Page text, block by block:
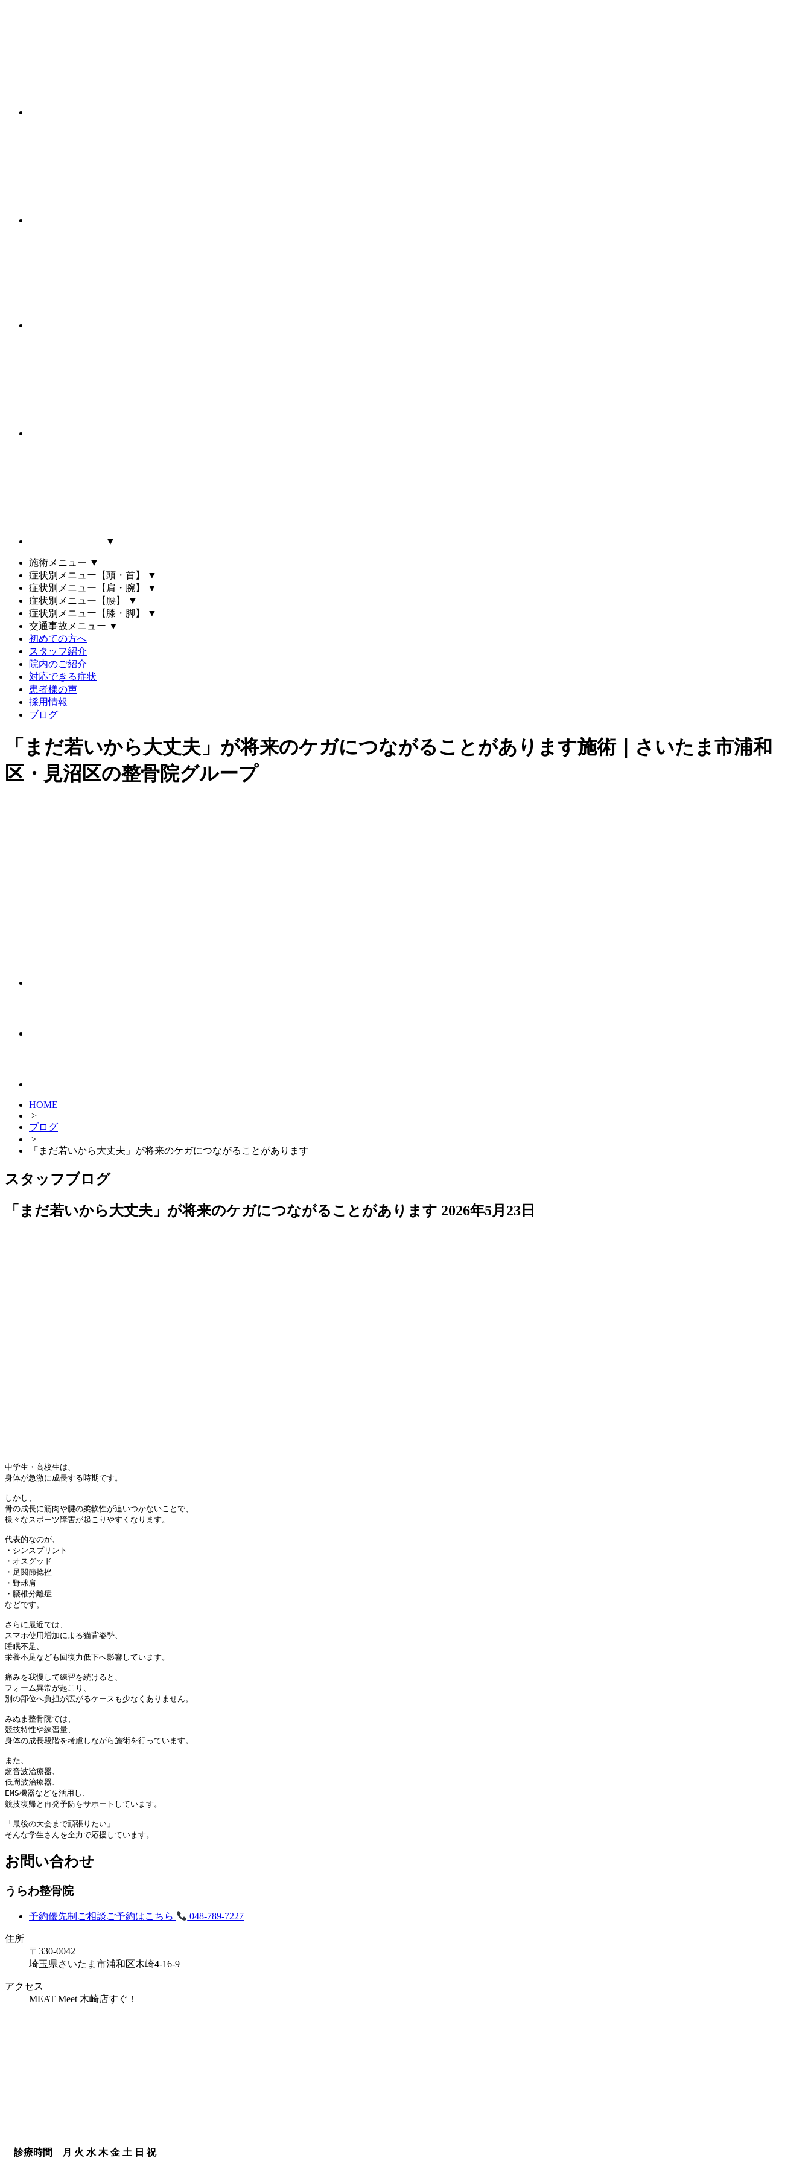
▼
施術メニュー ▼
症状別メニュー【頭・首】
▼
症状別メニュー【肩・腕】
▼
症状別メニュー【腰】
▼
症状別メニュー【膝・脚】
▼
交通事故メニュー ▼
初めての方へ
スタッフ紹介
院内のご紹介
対応できる症状
患者様の声
採用情報
ブログ
「まだ若いから大丈夫」が将来のケガにつながることがあります施術｜さいたま市浦和
区・見沼区の整骨院グループ
HOME
>
ブログ
>
「まだ若いから大丈夫」が将来のケガにつながることがあります
スタッフブログ
「まだ若いから大丈夫」が将来のケガにつながることがあります 2026年5月23日
中学生・高校生は、
身体が急激に成長する時期です。
しかし、
骨の成長に筋肉や腱の柔軟性が追いつかないことで、
様々なスポーツ障害が起こりやすくなります。
代表的なのが、
・シンスプリント
・オスグッド
・足関節捻挫
・野球肩
・腰椎分離症
などです。
さらに最近では、
スマホ使用増加による猫背姿勢、
睡眠不足、
栄養不足なども回復力低下へ影響しています。
痛みを我慢して練習を続けると、
フォーム異常が起こり、
別の部位へ負担が広がるケースも少なくありません。
みぬま整骨院では、
競技特性や練習量、
身体の成長段階を考慮しながら施術を行っています。
また、
超音波治療器、
低周波治療器、
EMS機器などを活用し、
競技復帰と再発予防をサポートしています。
「最後の大会まで頑張りたい」
そんな学生さんを全力で応援しています。
お問い合わせ
うらわ整骨院
予約優先制 ご相談ご予約はこちら 048-789-7227
住所
〒330-0042
埼玉県さいたま市浦和区木崎4-16-9
アクセス
MEAT Meet 木崎店すぐ！
診療時間 月 火 水 木 金 土 日 祝